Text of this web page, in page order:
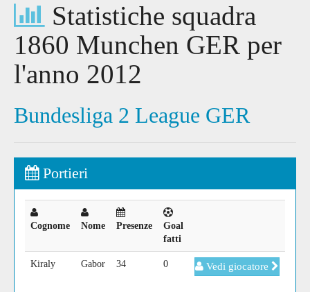
Statistiche squadra
1860 Munchen GER per
l'anno 2012
Bundesliga 2 League GER
Portieri
Cognome Nome Presenze
Goal
fatti
Kiraly Gabor 34 0 Vedi giocatore